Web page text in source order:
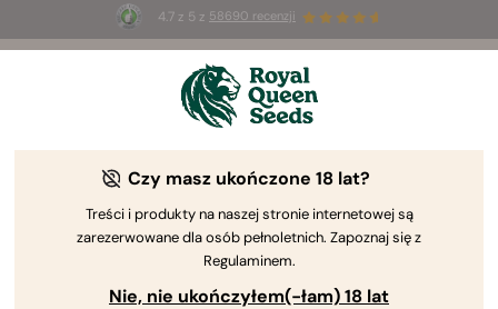
4.7 z 5 z 58690 recenzji
3 nasiona White Widow Auto
Czy masz ukończone 18 lat?
Treści i produkty na naszej stronie internetowej są
zarezerwowane dla osób pełnoletnich. Zapoznaj się z
Regulaminem.
Nie, nie ukończyłem(-łam) 18 lat